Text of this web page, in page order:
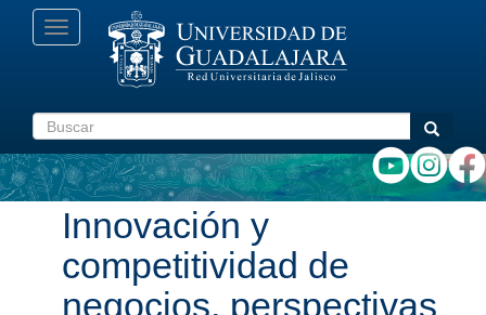
Pasar
Toggle
navigation
Buscar Buscar
Innovación y
competitividad de
negocios, perspectivas